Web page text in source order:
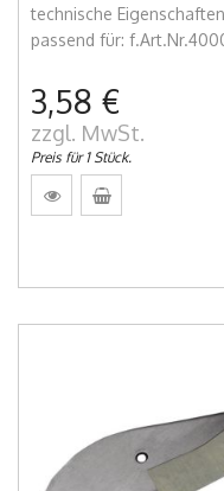
technische
passend für:
3,58 €
zzgl. MwSt.
Preis für 1 Stück.